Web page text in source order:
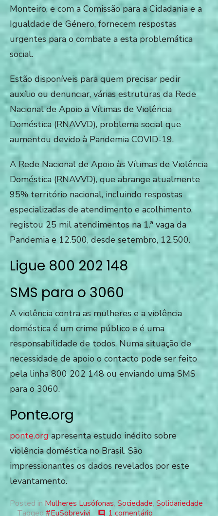
Monteiro, e com a Comissão para a Cidadania e a
Igualdade de Género, fornecem respostas
urgentes para o combate a esta problemática
social.
Estão disponíveis para quem precisar pedir
auxílio ou denunciar, várias estruturas da Rede
Nacional de Apoio a Vítimas de Violência
Doméstica (RNAVVD), problema social que
aumentou devido à Pandemia COVID-19.
A Rede Nacional de Apoio às Vítimas de Violência
Doméstica (RNAVVD), que abrange atualmente
95% território nacional, incluindo respostas
especializadas de atendimento e acolhimento,
registou 25 mil atendimentos na 1.ª vaga da
Pandemia e 12.500, desde setembro, 12.500.
Ligue 800 202 148
SMS para o 3060
A violência contra as mulheres e a violência
doméstica é um crime público e é uma
responsabilidade de todos. Numa situação de
necessidade de apoio o contacto pode ser feito
pela linha 800 202 148 ou enviando uma SMS
para o 3060.
Ponte.org
ponte.orgapresenta estudo inédito sobre
violência doméstica no Brasil. São
impressionantes os dados revelados por este
levantamento.
Posted in Mulheres Lusófonas, Sociedade, Solidariedade
Tagged #EuSobrevivi comment 1 comentário